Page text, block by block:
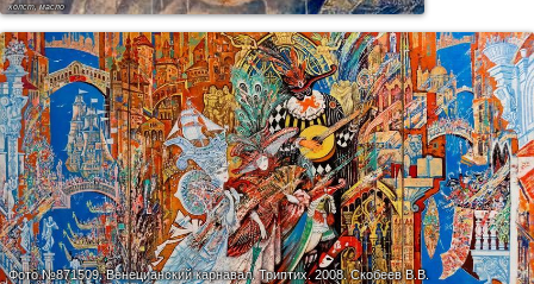
холст, масло
Фото №871509.Венецианский карнавал. Триптих. 2008. Скобеев В.В.